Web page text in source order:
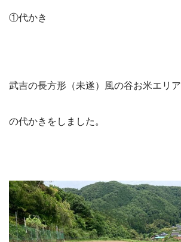
①代かき
武吉の長方形（未遂）風の谷お米エリア
の代かきをしました。